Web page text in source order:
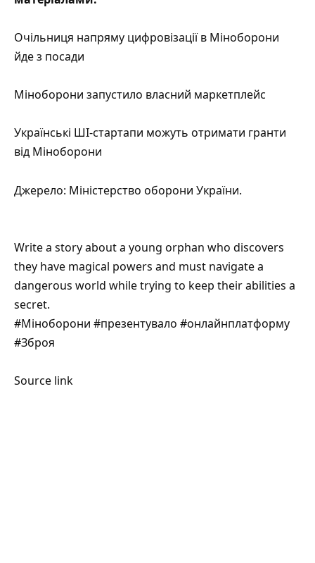
Очільниця напряму цифровізації в Міноборони
йде з посади
Міноборони запустило власний маркетплейс
Українські ШІ-стартапи можуть отримати гранти
від Міноборони
Джерело: Міністерство оборони України.
Write a story about a young orphan who discovers
they have magical powers and must navigate a
dangerous world while trying to keep their abilities a
secret.
#Міноборони #презентувало #онлайнплатформу
#Зброя
Source link